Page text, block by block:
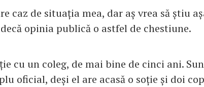
caz de situația mea, dar aș vrea să știu
opinia publică o astfel de chestiune.
cu un coleg, de mai bine de cinci ani.
oficial, deși el are acasă o soție și doi